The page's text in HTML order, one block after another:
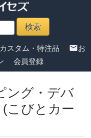
カスタム・特注品 mailお
会員登録
ング・デバ
こびとカー